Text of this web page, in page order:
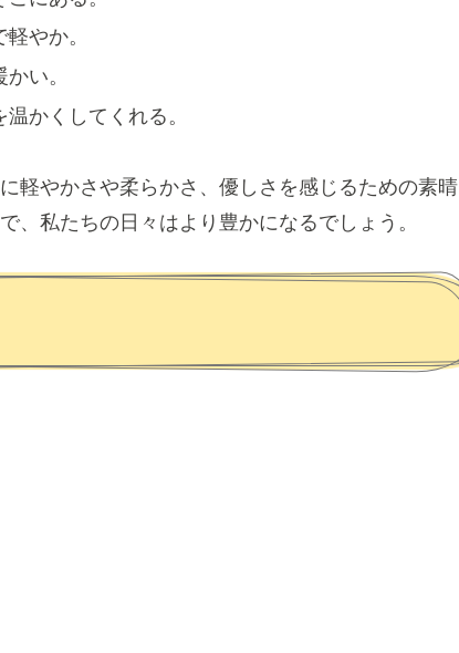
やか。
い。
かくしてくれる。
軽やかさや柔らかさ、優しさを感じるための素晴
、私たちの日々はより豊かになるでしょう。